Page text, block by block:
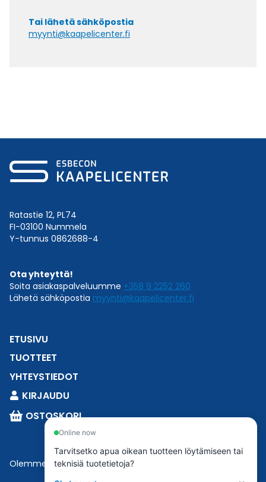
Tai lähetä sähköpostia
myynti@kaapelicenter.fi
Ratastie 12, PL74
FI-03100 Nummela
Y-tunnus 0862688-4
Ota yhteyttä!
Soita asiakaspalveluumme +358 9 2252 260
Lähetä sähköpostia myynti@kaapelicenter.fi
ETUSIVU
TUOTTEET
YHTEYSTIEDOT
KIRJAUDU
OSTOSKORI
Olemme osaEsbeconia.
Online now
Tarvitsetko apua oikean tuotteen löytämiseen tai
teknisiä tuotetietoja?